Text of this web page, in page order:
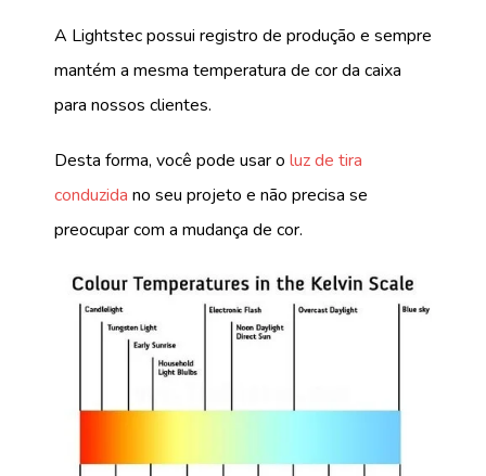
A Lightstec possui registro de produção e sempre
mantém a mesma temperatura de cor da caixa
para nossos clientes.
Desta forma, você pode usar o luz de tira
conduzida no seu projeto e não precisa se
preocupar com a mudança de cor.